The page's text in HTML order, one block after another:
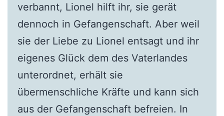
verbannt, Lionel hilft ihr, sie gerät
dennoch in Gefangenschaft. Aber weil
sie der Liebe zu Lionel entsagt und ihr
eigenes Glück dem des Vaterlandes
unterordnet, erhält sie
übermenschliche Kräfte und kann sich
aus der Gefangenschaft befreien. In